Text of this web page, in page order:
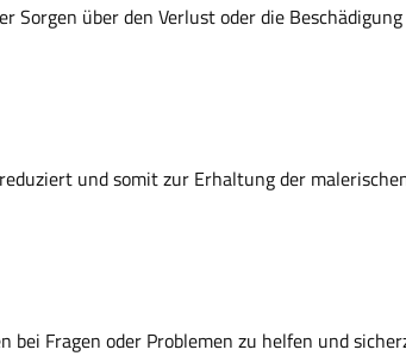
über den Verlust oder die
und somit zur Erhaltung der
Fragen oder Problemen zu helfen und